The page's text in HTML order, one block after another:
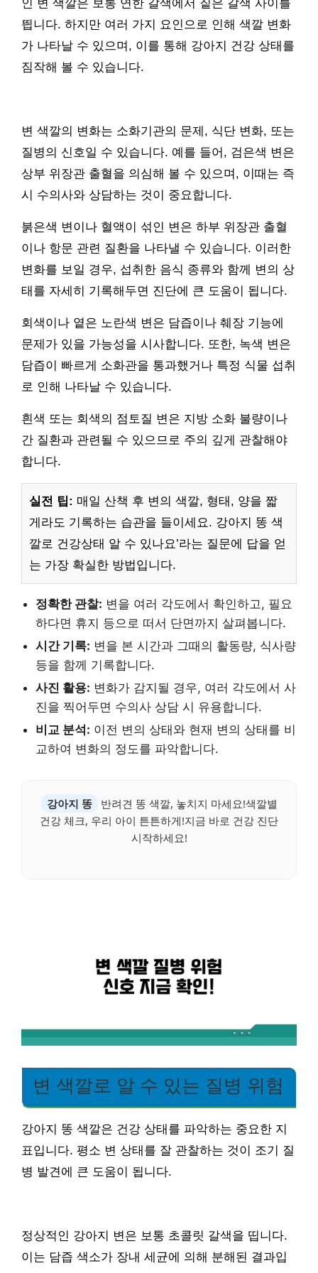
인 변 색깔은 보통 연한 갈색에서 짙은 갈색 사이를
띕니다. 하지만 여러 가지 요인으로 인해 색깔 변화
가 나타날 수 있으며, 이를 통해 강아지 건강 상태를
짐작해 볼 수 있습니다.
변 색깔의 변화는 소화기관의 문제, 식단 변화, 또는
질병의 신호일 수 있습니다. 예를 들어, 검은색 변은
상부 위장관 출혈을 의심해 볼 수 있으며, 이때는 즉
시 수의사와 상담하는 것이 중요합니다.
붉은색 변이나 혈액이 섞인 변은 하부 위장관 출혈
이나 항문 관련 질환을 나타낼 수 있습니다. 이러한
변화를 보일 경우, 섭취한 음식 종류와 함께 변의 상
태를 자세히 기록해두면 진단에 큰 도움이 됩니다.
회색이나 옅은 노란색 변은 담즙이나 췌장 기능에
문제가 있을 가능성을 시사합니다. 또한, 녹색 변은
담즙이 빠르게 소화관을 통과했거나 특정 식물 섭취
로 인해 나타날 수 있습니다.
흰색 또는 회색의 점토질 변은 지방 소화 불량이나
간 질환과 관련될 수 있으므로 주의 깊게 관찰해야
합니다.
실전 팁: 매일 산책 후 변의 색깔, 형태, 양을 짧
게라도 기록하는 습관을 들이세요. 강아지 똥 색
깔로 건강상태 알 수 있나요’라는 질문에 답을 얻
는 가장 확실한 방법입니다.
정확한 관찰: 변을 여러 각도에서 확인하고, 필요
하다면 휴지 등으로 떠서 단면까지 살펴봅니다.
시간 기록: 변을 본 시간과 그때의 활동량, 식사량
등을 함께 기록합니다.
사진 활용: 변화가 감지될 경우, 여러 각도에서 사
진을 찍어두면 수의사 상담 시 유용합니다.
비교 분석: 이전 변의 상태와 현재 변의 상태를 비
교하여 변화의 정도를 파악합니다.
강아지 똥
반려견 똥 색깔, 놓치지 마세요!색깔별
건강 체크, 우리 아이 튼튼하게!지금 바로 건강 진단
시작하세요!
변 색깔로 알 수 있는 질병 위험
강아지 똥 색깔은 건강 상태를 파악하는 중요한 지
표입니다. 평소 변 상태를 잘 관찰하는 것이 조기 질
병 발견에 큰 도움이 됩니다.
정상적인 강아지 변은 보통 초콜릿 갈색을 띱니다.
이는 담즙 색소가 장내 세균에 의해 분해된 결과입